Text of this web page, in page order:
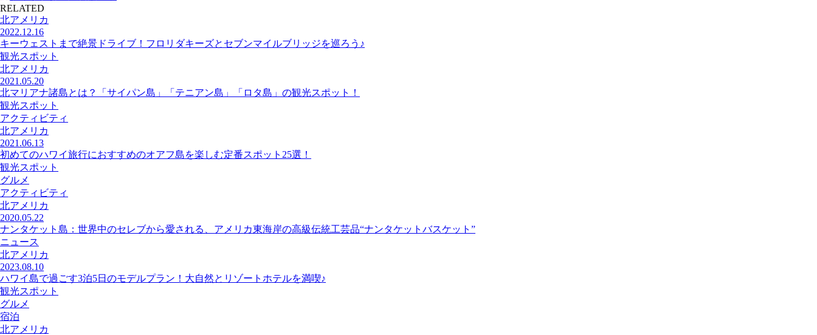
RELATED
北アメリカ
2022.12.16
キーウェストまで絶景ドライブ！フロリダキーズとセブンマイルブリッジを巡ろう♪
観光スポット
北アメリカ
2021.05.20
北マリアナ諸島とは？「サイパン島」「テニアン島」「ロタ島」の観光スポット！
観光スポット
アクティビティ
北アメリカ
2021.06.13
初めてのハワイ旅行におすすめのオアフ島を楽しむ定番スポット25選！
観光スポット
グルメ
アクティビティ
北アメリカ
2020.05.22
ナンタケット島：世界中のセレブから愛される、アメリカ東海岸の高級伝統工芸品“ナンタケットバスケット”
ニュース
北アメリカ
2023.08.10
ハワイ島で過ごす3泊5日のモデルプラン！大自然とリゾートホテルを満喫♪
観光スポット
グルメ
宿泊
北アメリカ